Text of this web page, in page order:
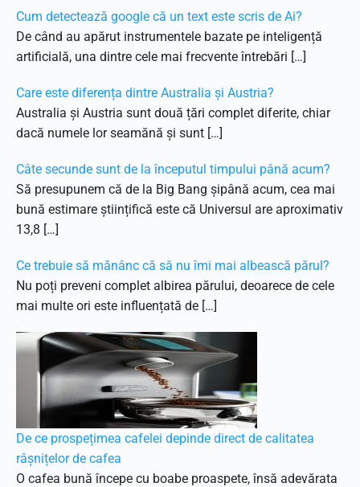
Cum detectează google că un text este scris de Ai?
De când au apărut instrumentele bazate pe inteligență
artificială, una dintre cele mai frecvente întrebări […]
Care este diferența dintre Australia și Austria?
Australia și Austria sunt două țări complet diferite, chiar
dacă numele lor seamănă și sunt […]
Câte secunde sunt de la începutul timpului până acum?
Să presupunem că de la Big Bang șipână acum, cea mai
bună estimare științifică este că Universul are aproximativ
13,8 […]
Ce trebuie să mănânc că să nu îmi mai albească părul?
Nu poți preveni complet albirea părului, deoarece de cele
mai multe ori este influențată de […]
De ce prospețimea cafelei depinde direct de calitatea
râșnițelor de cafea
O cafea bună începe cu boabe proaspete, însă adevărata